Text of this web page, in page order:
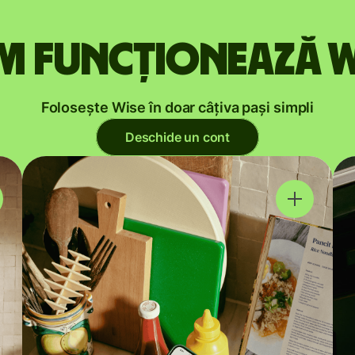
funcționează
Folosește Wise în doar câțiva pași simpli
Deschide un cont